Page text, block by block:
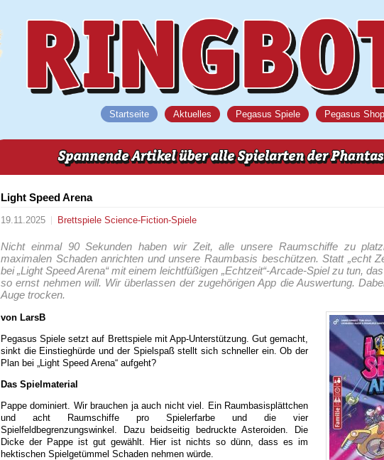
Startseite Aktuelles Pegasus Spiele Pegasus Shop
Light Speed Arena
19.11.2025 Brettspiele Science-Fiction-Spiele
Nicht einmal 90 Sekunden haben wir Zeit, alle unsere Raumschiffe zu
maximalen Schaden anrichten und unsere Raumbasis beschützen. Statt „echt
bei „Light Speed Arena“ mit einem leichtfüßigen „Echtzeit“-Arcade-Spiel zu tun,
so ernst nehmen will. Wir überlassen der zugehörigen App die Auswertung.
Auge trocken.
von LarsB
Pegasus Spiele setzt auf Brettspiele mit App-Unterstützung. Gut gemacht,
sinkt die Einstieghürde und der Spielspaß stellt sich schneller ein. Ob der
Plan bei „Light Speed Arena“ aufgeht?
Das Spielmaterial
Pappe dominiert. Wir brauchen ja auch nicht viel. Ein Raumbasisplättchen
und acht Raumschiffe pro Spielerfarbe und die vier
Spielfeldbegrenzungswinkel. Dazu beidseitig bedruckte Asteroiden. Die
Dicke der Pappe ist gut gewählt. Hier ist nichts so dünn, dass es im
hektischen Spielgetümmel Schaden nehmen würde.